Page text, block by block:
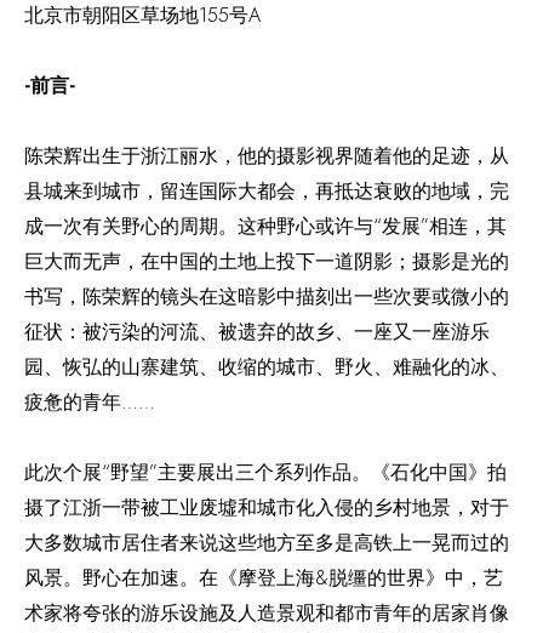
北京市朝阳区草场地155号A
-前言-
陈荣辉出生于浙江丽水，他的摄影视界随着他的足迹，从
县城来到城市，留连国际大都会，再抵达衰败的地域，完
成一次有关野心的周期。这种野心或许与“发展”相连，其
巨大而无声，在中国的土地上投下一道阴影；摄影是光的
书写，陈荣辉的镜头在这暗影中描刻出一些次要或微小的
征状：被污染的河流、被遗弃的故乡、一座又一座游乐
园、恢弘的山寨建筑、收缩的城市、野火、难融化的冰、
疲惫的青年……
此次个展“野望”主要展出三个系列作品。《石化中国》拍
摄了江浙一带被工业废墟和城市化入侵的乡村地景，对于
大多数城市居住者来说这些地方至多是高铁上一晃而过的
风景。野心在加速。在《摩登上海&脱缰的世界》中，艺
术家将夸张的游乐设施及人造景观和都市青年的居家肖像